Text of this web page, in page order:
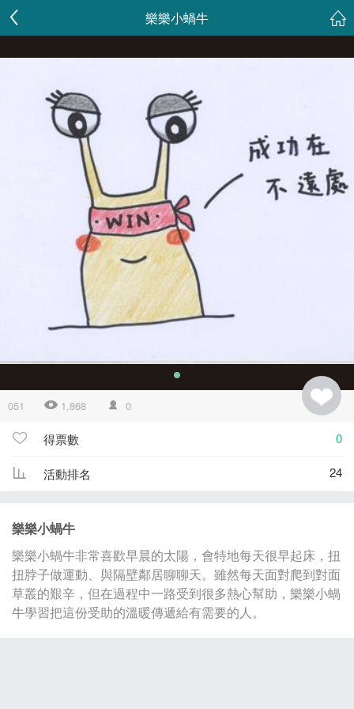
樂樂小蝸牛
051 1,868 0
得票數 0
活動排名 24
樂樂小蝸牛
樂樂小蝸牛非常喜歡早晨的太陽，會特地每天很早起床，扭
扭脖子做運動、與隔壁鄰居聊聊天。雖然每天面對爬到對面
草叢的艱辛，但在過程中一路受到很多熱心幫助，樂樂小蝸
牛學習把這份受助的溫暖傳遞給有需要的人。